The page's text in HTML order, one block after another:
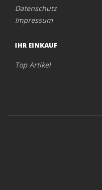
Datenschutz
Impressum
IHR EINKAUF
Top Artikel